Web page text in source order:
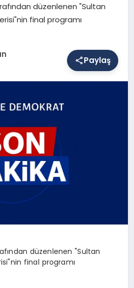
düzenlenen "Sultan
final programı
Paylaş
düzenlenen "Sultan
final programı